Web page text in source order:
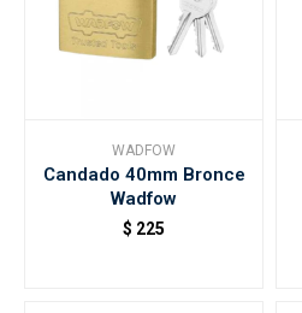
WADFOW
Candado 40mm Bronce
Wadfow
$ 225
Contacto